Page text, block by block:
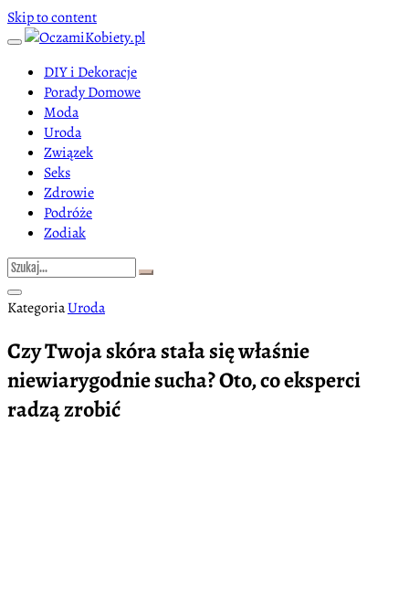
Skip to content
DIY i Dekoracje
Porady Domowe
Moda
Uroda
Związek
Seks
Zdrowie
Podróże
Zodiak
KategoriaUroda
Czy Twoja skóra stała się właśnie
niewiarygodnie sucha? Oto, co eksperci
radzą zrobić